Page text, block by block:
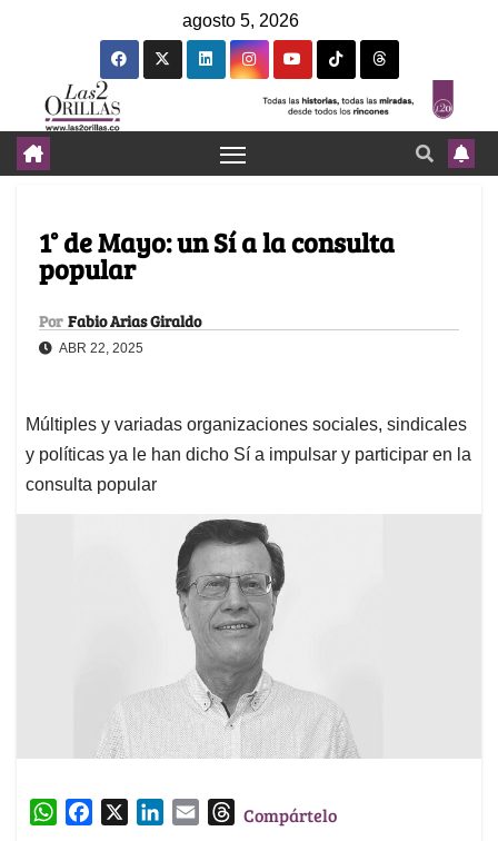
agosto 5, 2026
1° de Mayo: un Sí a la consulta
popular
Por Fabio Arias Giraldo
ABR 22, 2025
Múltiples y variadas organizaciones sociales, sindicales
y políticas ya le han dicho Sí a impulsar y participar en la
consulta popular
W
TCompártelo